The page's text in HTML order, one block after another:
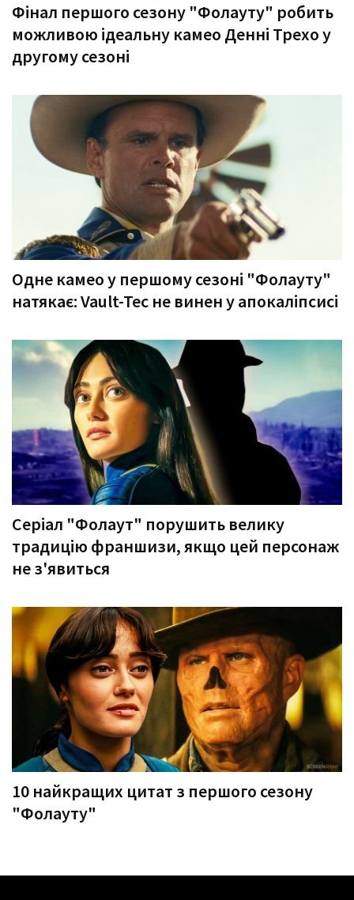
Фінал першого сезону "Фолауту" робить
можливою ідеальну камео Денні Трехо у
другому сезоні
Одне камео у першому сезоні "Фолауту"
натякає: Vault-Tec не винен у апокаліпсисі
Серіал "Фолаут" порушить велику
традицію франшизи, якщо цей персонаж
не з'явиться
10 найкращих цитат з першого сезону
"Фолауту"